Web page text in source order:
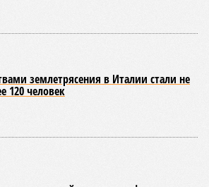
землетрясения в Италии стали не
120 человек